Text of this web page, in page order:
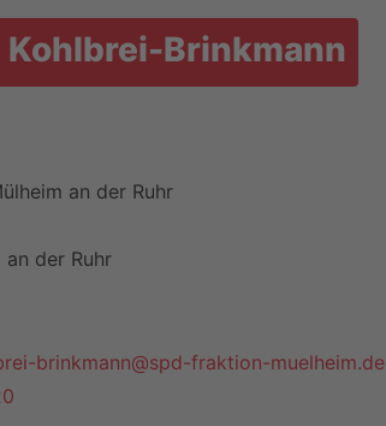
Kohlbrei-Brinkmann
an der Ruhr
der Ruhr
brinkmann@spd-fraktion-muelheim.de